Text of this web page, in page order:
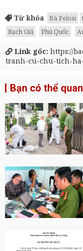
Từ khóa Bà Pelosi
Rạch Giá
Phú Quốc
Link gốc: https://
tranh-cu-chu-tich-ha-
Bạn có thể